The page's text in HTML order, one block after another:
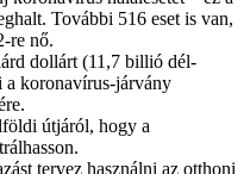
További 516 eset is van,
re nő.
dollárt (11,7 billió dél-
koronavírus-járvány
útjáról, hogy a
tervez használni az otthoni